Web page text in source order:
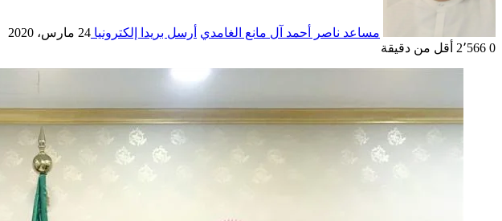
مساعد ناصر أحمد آل مانع الغامدي أرسل بريدا إلكترونيا 24 مارس، 2020
0
أقل من دقيقة